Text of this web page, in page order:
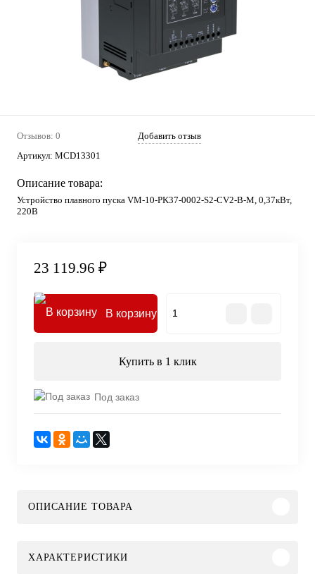
Отзывов: 0
Добавить отзыв
Артикул: MCD13301
Описание товара:
Устройство плавного пуска VM-10-PK37-0002-S2-CV2-B-M, 0,37кВт,
220В
23 119.96 ₽
В корзину
Купить в 1 клик
Под заказ
ОПИСАНИЕ ТОВАРА
ХАРАКТЕРИСТИКИ